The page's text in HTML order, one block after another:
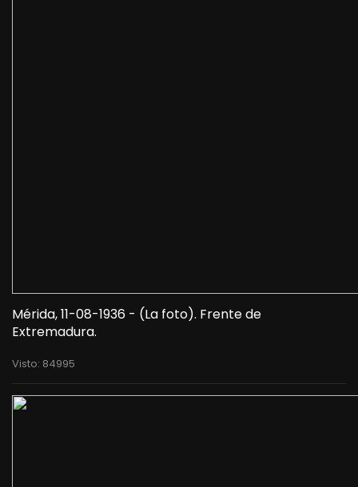
Mérida, 11-08-1936 - (La foto). Frente de
Extremadura.
Visto: 84995